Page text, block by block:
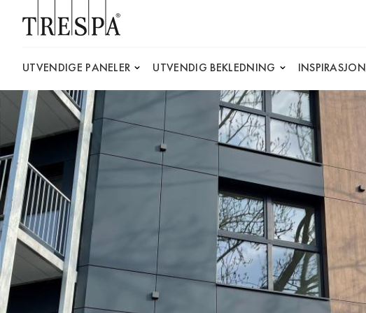
UTVENDIGE PANELER UTVENDIG BEKLEDNING INSPIRASJON